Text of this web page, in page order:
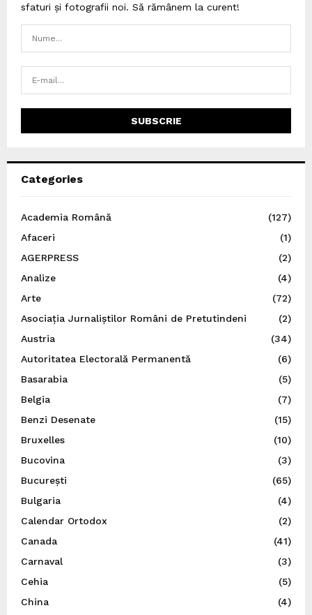
sfaturi și fotografii noi. Să rămânem la curent!
Categories
Academia Română
(127)
Afaceri
(1)
AGERPRESS
(2)
Analize
(4)
Arte
(72)
Asociația Jurnaliștilor Români de Pretutindeni
(2)
Austria
(34)
Autoritatea Electorală Permanentă
(6)
Basarabia
(5)
Belgia
(7)
Benzi Desenate
(15)
Bruxelles
(10)
Bucovina
(3)
București
(65)
Bulgaria
(4)
Calendar Ortodox
(2)
Canada
(41)
Carnaval
(3)
Cehia
(5)
China
(4)